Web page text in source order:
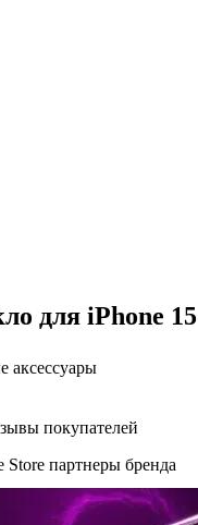
для iPhone 15
аксессуары
покупателей
Store партнеры бренда